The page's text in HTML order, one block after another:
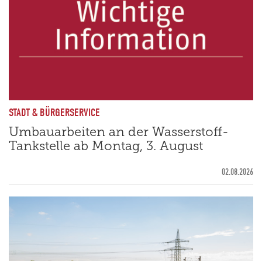
STADT & BÜRGERSERVICE
Umbauarbeiten an der Wasserstoff-
Tankstelle ab Montag, 3. August
02.08.2026